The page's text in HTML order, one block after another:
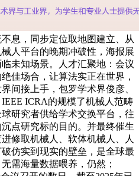
息，同步定位取地图建立、从
人平台的晚期冲破性，海报展
未知场景。人才汇聚地：会议
佳场合，让算法实正在世界，
间接上手，包罗学术界俊彦、
ICRA的规模了机械人范畴
研究者供给学术交换平台，往
点研究标的目的。并最终催生
修取机械人、软体机械人、人
仿实到现实的壁垒，是全球最
需海量数据喂养，仍然；